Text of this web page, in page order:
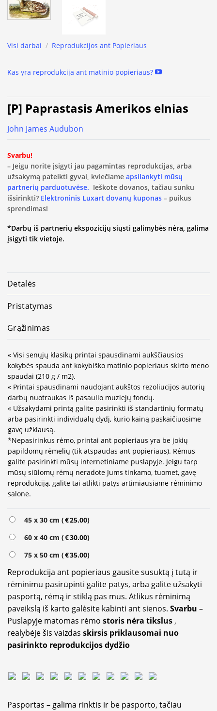
Visi darbai / Reprodukcijos ant Popieriaus
Kas yra reprodukcija ant matinio popieriaus?
[P] Paprastasis Amerikos elnias
John James Audubon
Svarbu!
– Jeigu norite įsigyti jau pagamintas reprodukcijas, arba
užsakymą pateikti gyvai, kviečiame apsilankyti mūsų
partnerių parduotuvėse. Ieškote dovanos, tačiau sunku
išsirinkti? Elektroninis Luxart dovanų kuponas – puikus
sprendimas!
*Darbų iš partnerių ekspozicijų siųsti galimybės nėra, galima
įsigyti tik vietoje.
Detalės
Pristatymas
Grąžinimas
« Visi senųjų klasikų printai spausdinami aukščiausios
kokybės spauda ant kokybiško matinio popieriaus skirto meno
spaudai (210 g / m2).
« Printai spausdinami naudojant aukštos rezoliucijos autorių
darbų nuotraukas iš pasaulio muziejų fondų.
« Užsakydami printą galite pasirinkti iš standartinių formatų
arba pasirinkti individualų dydį, kurio kainą paskaičiuosime
gavę užklausą.
*Nepasirinkus rėmo, printai ant popieriaus yra be jokių
papildomų rėmelių (tik atspaudas ant popieriaus). Rėmus
galite pasirinkti mūsų internetiniame puslapyje. Jeigu tarp
mūsų siūlomų rėmų neradote Jums tinkamo, tuomet, gavę
reprodukciją, galite tai atlikti patys artimiausiame rėminimo
salone.
45 x 30 cm (€25.00)
60 x 40 cm (€30.00)
75 x 50 cm (€35.00)
Reprodukcija ant popieriaus gausite susuktą į tutą ir
rėminimu pasirūpinti galite patys, arba galite užsakyti
pasportą, rėmą ir stiklą pas mus. Atlikus rėminimą
paveikslą iš karto galėsite kabinti ant sienos. Svarbu –
Puslapyje matomas rėmo storis nėra tikslus ,
realybėje šis vaizdas skirsis priklausomai nuo
pasirinkto reprodukcijos dydžio
Pasportas – galima rinktis ir be pasporto, tačiau